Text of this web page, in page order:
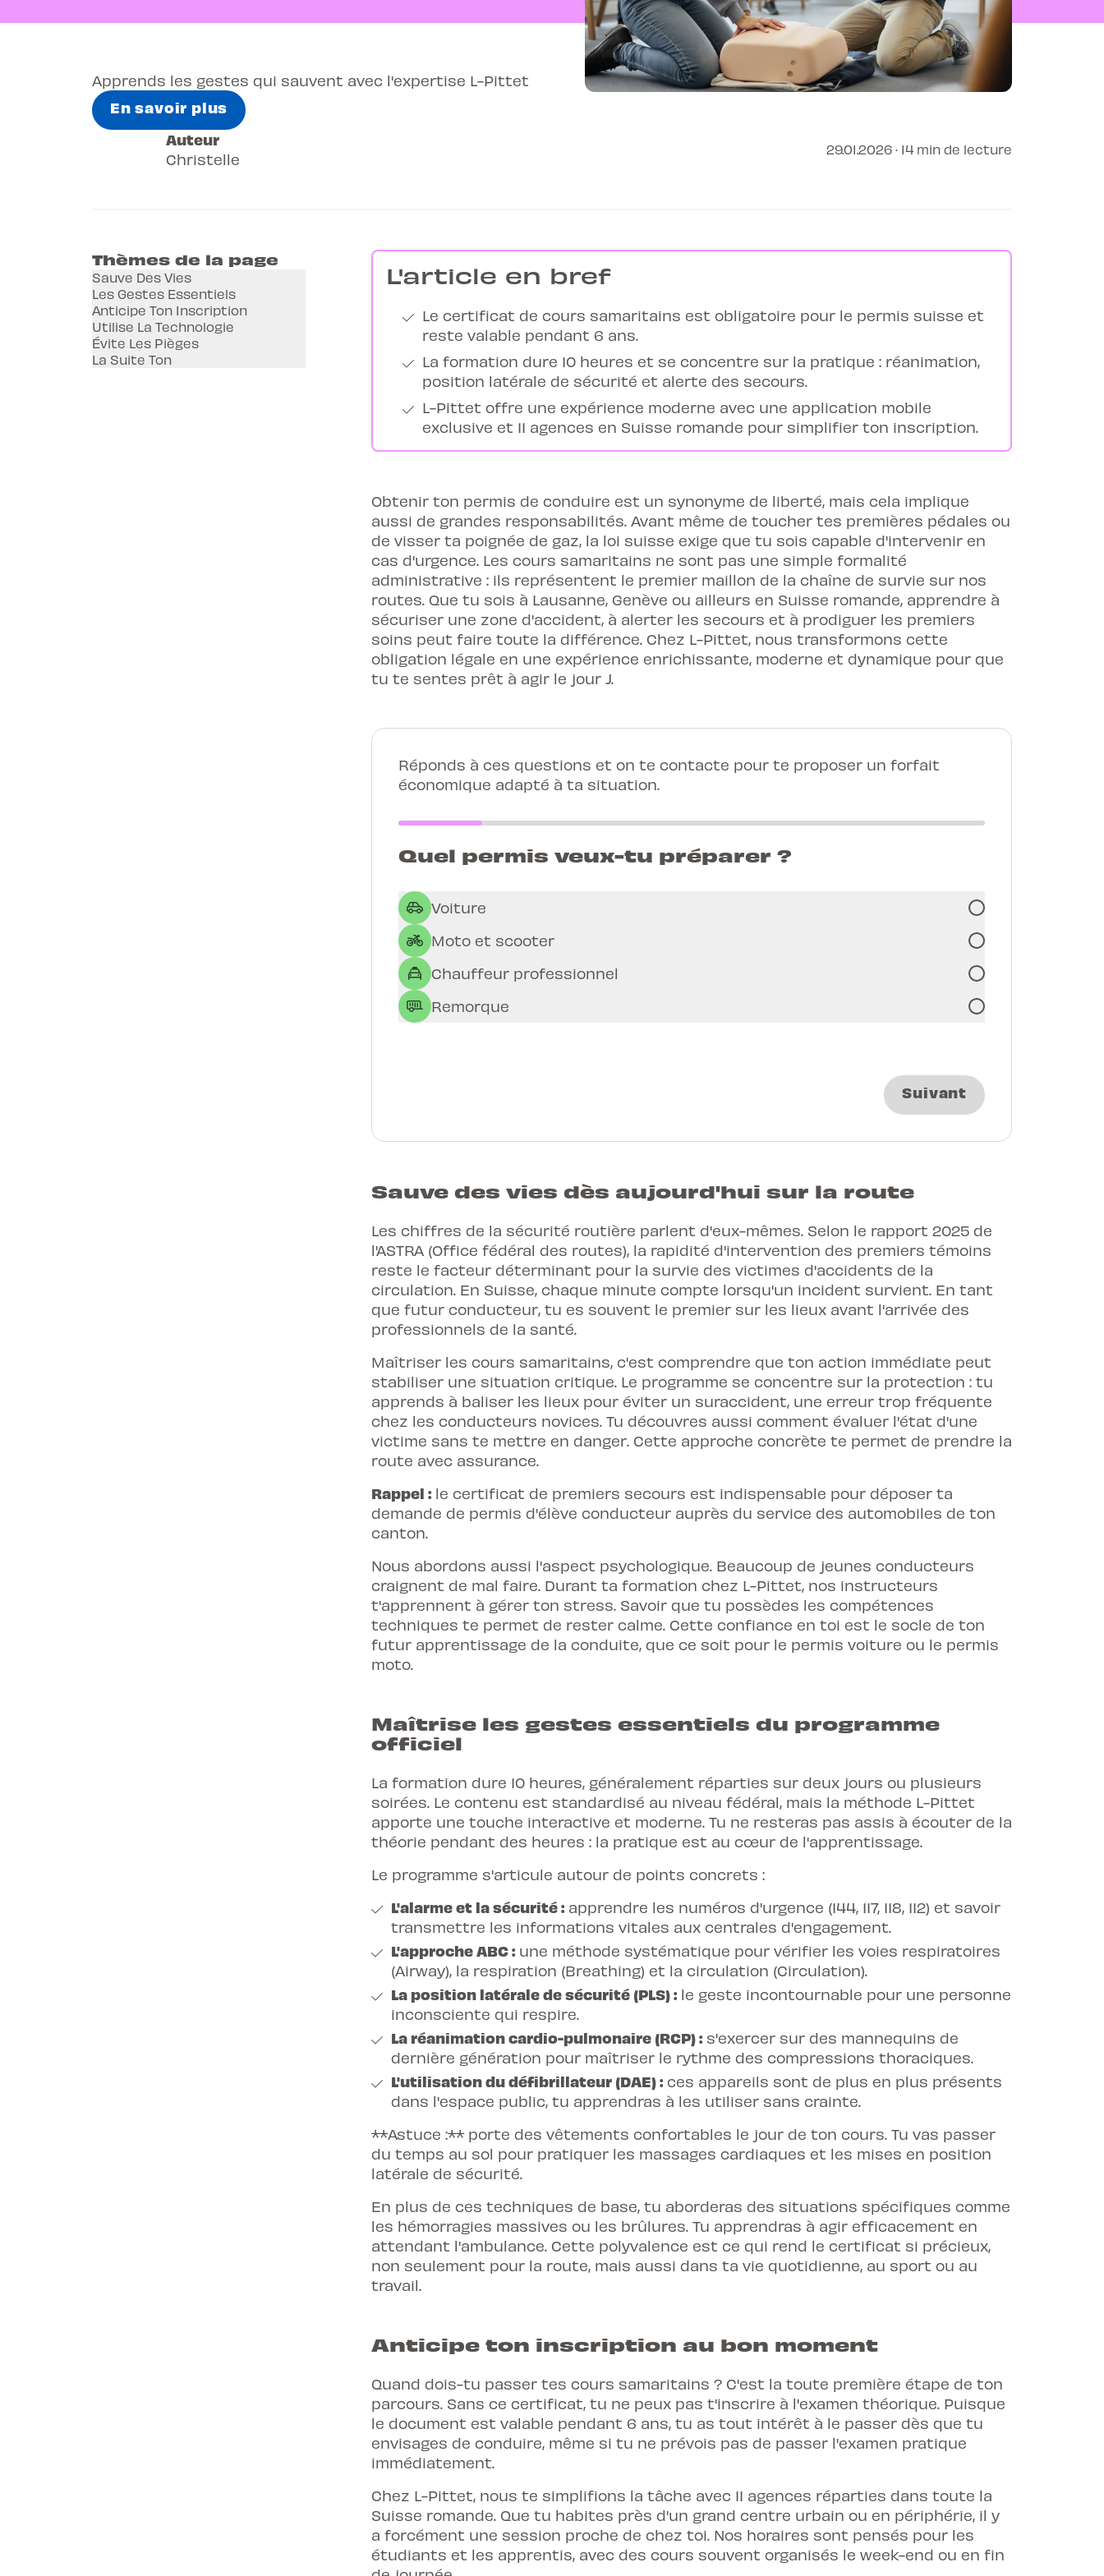
Apprends les gestes qui sauvent avec l'expertise L-Pittet
En savoir plus
Auteur
Christelle
29.01.2026 · 14 min de lecture
Thèmes de la page
Sauve Des Vies
Les Gestes Essentiels
Anticipe Ton Inscription
Utilise La Technologie
Évite Les Pièges
La Suite Ton
L'article en bref
Le certificat de cours samaritains est obligatoire pour le permis suisse et
reste valable pendant 6 ans.
La formation dure 10 heures et se concentre sur la pratique : réanimation,
position latérale de sécurité et alerte des secours.
L-Pittet offre une expérience moderne avec une application mobile
exclusive et 11 agences en Suisse romande pour simplifier ton inscription.
Obtenir ton permis de conduire est un synonyme de liberté, mais cela implique
aussi de grandes responsabilités. Avant même de toucher tes premières pédales ou
de visser ta poignée de gaz, la loi suisse exige que tu sois capable d'intervenir en
cas d'urgence. Les cours samaritains ne sont pas une simple formalité
administrative : ils représentent le premier maillon de la chaîne de survie sur nos
routes. Que tu sois à Lausanne, Genève ou ailleurs en Suisse romande, apprendre à
sécuriser une zone d'accident, à alerter les secours et à prodiguer les premiers
soins peut faire toute la différence. Chez L-Pittet, nous transformons cette
obligation légale en une expérience enrichissante, moderne et dynamique pour que
tu te sentes prêt à agir le jour J.
Réponds à ces questions et on te contacte pour te proposer un forfait
économique adapté à ta situation.
Quel permis veux-tu préparer ?
Voiture
Moto et scooter
Chauffeur professionnel
Remorque
Suivant
Sauve des vies dès aujourd'hui sur la route
Les chiffres de la sécurité routière parlent d'eux-mêmes. Selon le rapport 2025 de
l'ASTRA (Office fédéral des routes), la rapidité d'intervention des premiers témoins
reste le facteur déterminant pour la survie des victimes d'accidents de la
circulation. En Suisse, chaque minute compte lorsqu'un incident survient. En tant
que futur conducteur, tu es souvent le premier sur les lieux avant l'arrivée des
professionnels de la santé.
Maîtriser les cours samaritains, c'est comprendre que ton action immédiate peut
stabiliser une situation critique. Le programme se concentre sur la protection : tu
apprends à baliser les lieux pour éviter un suraccident, une erreur trop fréquente
chez les conducteurs novices. Tu découvres aussi comment évaluer l'état d'une
victime sans te mettre en danger. Cette approche concrète te permet de prendre la
route avec assurance.
Rappel : le certificat de premiers secours est indispensable pour déposer ta
demande de permis d'élève conducteur auprès du service des automobiles de ton
canton.
Nous abordons aussi l'aspect psychologique. Beaucoup de jeunes conducteurs
craignent de mal faire. Durant ta formation chez L-Pittet, nos instructeurs
t'apprennent à gérer ton stress. Savoir que tu possèdes les compétences
techniques te permet de rester calme. Cette confiance en toi est le socle de ton
futur apprentissage de la conduite, que ce soit pour le permis voiture ou le permis
moto.
Maîtrise les gestes essentiels du programme
officiel
La formation dure 10 heures, généralement réparties sur deux jours ou plusieurs
soirées. Le contenu est standardisé au niveau fédéral, mais la méthode L-Pittet
apporte une touche interactive et moderne. Tu ne resteras pas assis à écouter de la
théorie pendant des heures : la pratique est au cœur de l'apprentissage.
Le programme s'articule autour de points concrets :
L'alarme et la sécurité : apprendre les numéros d'urgence (144, 117, 118, 112) et savoir
transmettre les informations vitales aux centrales d'engagement.
L'approche ABC : une méthode systématique pour vérifier les voies respiratoires
(Airway), la respiration (Breathing) et la circulation (Circulation).
La position latérale de sécurité (PLS) : le geste incontournable pour une personne
inconsciente qui respire.
La réanimation cardio-pulmonaire (RCP) : s'exercer sur des mannequins de
dernière génération pour maîtriser le rythme des compressions thoraciques.
L'utilisation du défibrillateur (DAE) : ces appareils sont de plus en plus présents
dans l'espace public, tu apprendras à les utiliser sans crainte.
**Astuce :** porte des vêtements confortables le jour de ton cours. Tu vas passer
du temps au sol pour pratiquer les massages cardiaques et les mises en position
latérale de sécurité.
En plus de ces techniques de base, tu aborderas des situations spécifiques comme
les hémorragies massives ou les brûlures. Tu apprendras à agir efficacement en
attendant l'ambulance. Cette polyvalence est ce qui rend le certificat si précieux,
non seulement pour la route, mais aussi dans ta vie quotidienne, au sport ou au
travail.
Anticipe ton inscription au bon moment
Quand dois-tu passer tes cours samaritains ? C'est la toute première étape de ton
parcours. Sans ce certificat, tu ne peux pas t'inscrire à l'examen théorique. Puisque
le document est valable pendant 6 ans, tu as tout intérêt à le passer dès que tu
envisages de conduire, même si tu ne prévois pas de passer l'examen pratique
immédiatement.
Chez L-Pittet, nous te simplifions la tâche avec 11 agences réparties dans toute la
Suisse romande. Que tu habites près d'un grand centre urbain ou en périphérie, il y
a forcément une session proche de chez toi. Nos horaires sont pensés pour les
étudiants et les apprentis, avec des cours souvent organisés le week-end ou en fin